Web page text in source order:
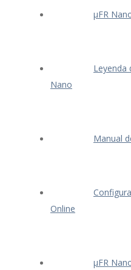
μFR
Leyenda
Nano
Manual
Online
μFR